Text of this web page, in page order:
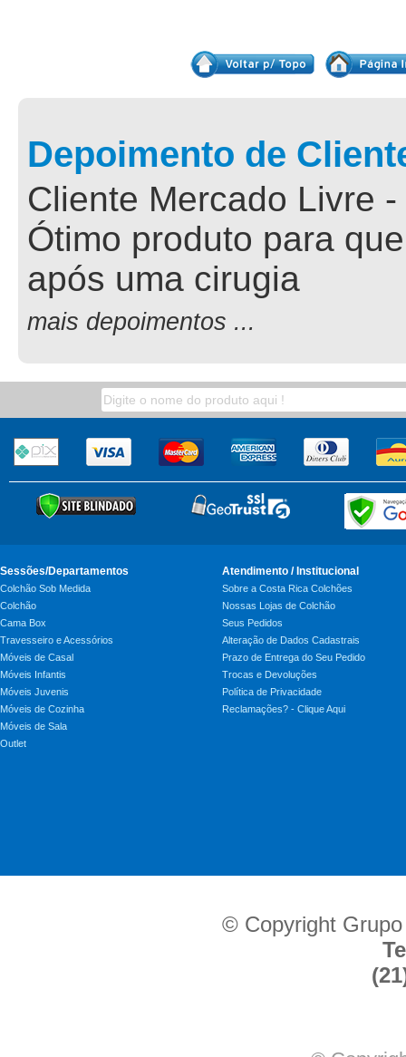
Depoimento de
Cliente Mercado Livre
Ótimo produto para
após uma cirugia
mais depoimentos ...
Sessões/Departamentos
Colchão Sob Medida
Colchão
Cama Box
Travesseiro e Acessórios
Móveis de Casal
Móveis Infantis
Móveis Juvenis
Móveis de Cozinha
Móveis de Sala
Outlet
Atendimento / Institucional
Sobre a Costa Rica Colchões
Nossas Lojas de Colchão
Seus Pedidos
Alteração de Dados Cadastrais
Prazo de Entrega do Seu Pedido
Trocas e Devoluções
Política de Privacidade
Reclamações? - Clique Aqui
© Copyright